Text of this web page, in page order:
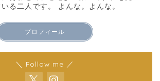
る二人です。 よんな。よんな。
プロフィール
＼ Follow me ／